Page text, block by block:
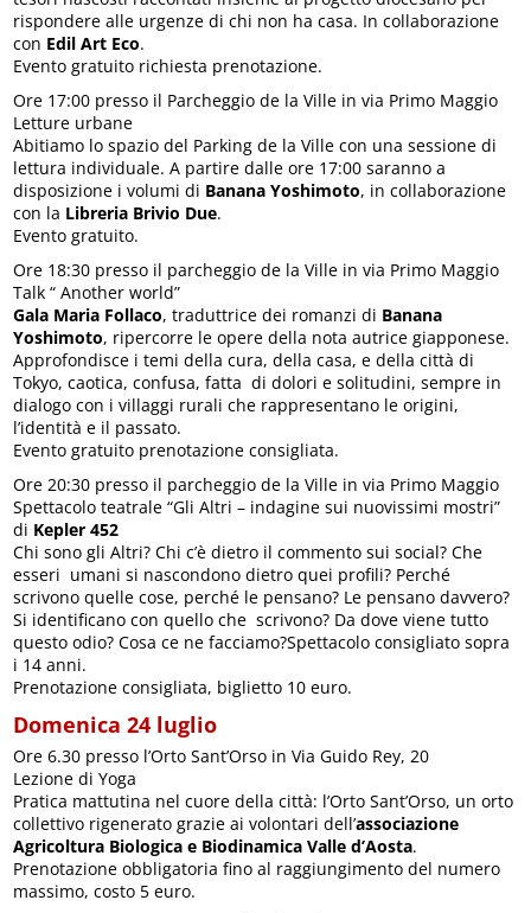
rispondere alle urgenze di chi non ha casa. In collaborazione
con Edil Art Eco.
Evento gratuito richiesta prenotazione.
Ore 17:00 presso il Parcheggio de la Ville in via Primo Maggio
Letture urbane
Abitiamo lo spazio del Parking de la Ville con una sessione di
lettura individuale. A partire dalle ore 17:00 saranno a
disposizione i volumi di Banana Yoshimoto, in collaborazione
con la Libreria Brivio Due.
Evento gratuito.
Ore 18:30 presso il parcheggio de la Ville in via Primo Maggio
Talk “ Another world”
Gala Maria Follaco, traduttrice dei romanzi di Banana
Yoshimoto, ripercorre le opere della nota autrice giapponese.
Approfondisce i temi della cura, della casa, e della città di
Tokyo, caotica, confusa, fatta di dolori e solitudini, sempre in
dialogo con i villaggi rurali che rappresentano le origini,
l’identità e il passato.
Evento gratuito prenotazione consigliata.
Ore 20:30 presso il parcheggio de la Ville in via Primo Maggio
Spettacolo teatrale “Gli Altri – indagine sui nuovissimi mostri”
di Kepler 452
Chi sono gli Altri? Chi c’è dietro il commento sui social? Che
esseri umani si nascondono dietro quei profili? Perché
scrivono quelle cose, perché le pensano? Le pensano davvero?
Si identificano con quello che scrivono? Da dove viene tutto
questo odio? Cosa ce ne facciamo?Spettacolo consigliato sopra
i 14 anni.
Prenotazione consigliata, biglietto 10 euro.
Domenica 24 luglio
Ore 6.30 presso l’Orto Sant’Orso in Via Guido Rey, 20
Lezione di Yoga
Pratica mattutina nel cuore della città: l’Orto Sant’Orso, un orto
collettivo rigenerato grazie ai volontari dell’associazione
Agricoltura Biologica e Biodinamica Valle d’Aosta.
Prenotazione obbligatoria fino al raggiungimento del numero
massimo, costo 5 euro.